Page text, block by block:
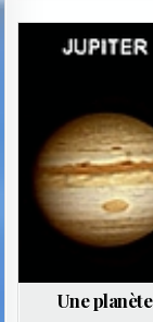
Une